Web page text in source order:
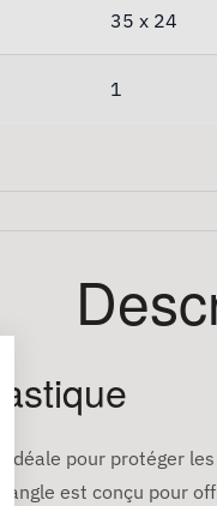
35 x 24
1
pour protéger
angle est conçu